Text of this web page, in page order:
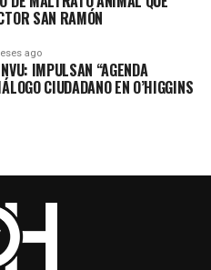
SAN RAMÓN
ago
IMPULSAN “AGENDA
CIUDADANO EN O’HIGGINS